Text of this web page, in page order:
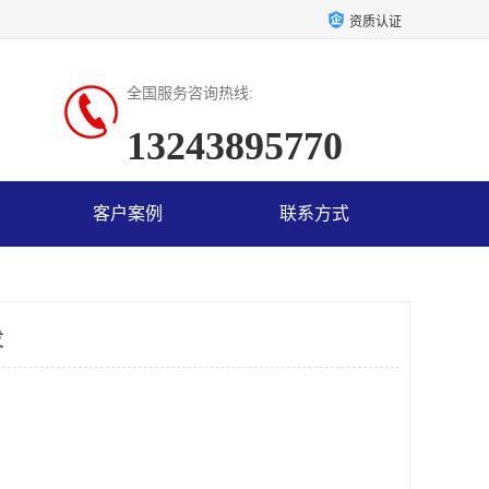
资质认证
全国服务咨询热线:
13243895770
客户案例 联系方式